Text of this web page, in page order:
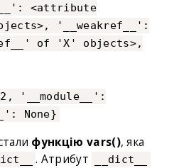
<attribute
'__weakref__':
of 'X' objects>,
None}
функцію vars(), яка
. Атрибут __dict__